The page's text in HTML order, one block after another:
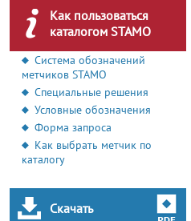
Как пользоваться
каталогом STAMO
Система обозначений
метчиков STAMO
Специальные решения
Условные обозначения
Форма запроса
Как выбрать метчик по
каталогу
Скачать